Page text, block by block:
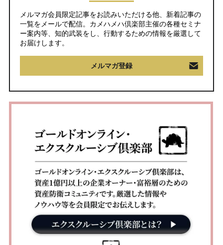
メルマガ会員限定記事をお読みいただける他、新着記事の
一覧をメールで配信。カメハメハ倶楽部主催の各種セミナ
ー案内等、知的武装をし、行動するための情報を厳選して
お届けします。
メルマガ登録